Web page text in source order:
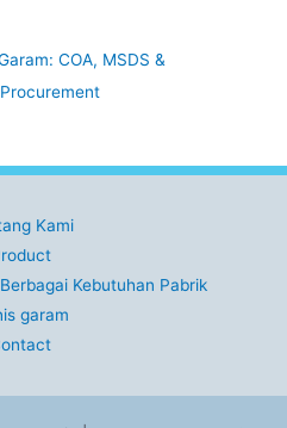
COA, MSDS &
Kami
Kebutuhan Pabrik
garam